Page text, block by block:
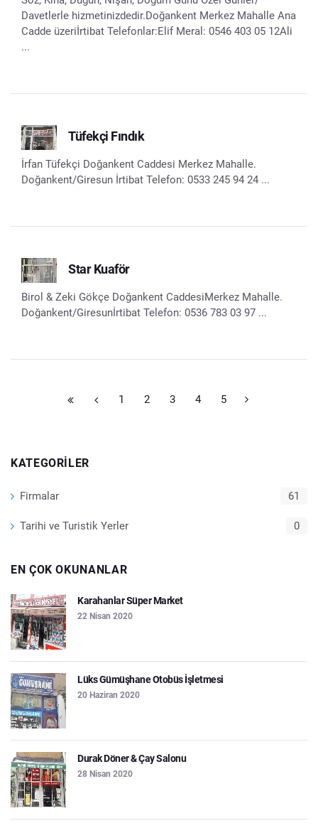
Davetlerle hizmetinizdedir.Doğankent Merkez Mahalle Ana
Cadde üzeriİrtibat Telefonlar:Elif Meral: 0546 403 05 12Ali
...
Tüfekçi Fındık
İrfan Tüfekçi Doğankent Caddesi Merkez Mahalle.
Doğankent/Giresun İrtibat Telefon: 0533 245 94 24 ...
Star Kuaför
Birol & Zeki Gökçe Doğankent CaddesiMerkez Mahalle.
Doğankent/Giresunİrtibat Telefon: 0536 783 03 97 ...
1 2 3 4 5
KATEGORILER
Firmalar 61
Tarihi ve Turistik Yerler 0
EN ÇOK OKUNANLAR
Karahanlar Süper Market
22 Nisan 2020
Lüks Gümüşhane Otobüs İşletmesi
20 Haziran 2020
Durak Döner & Çay Salonu
28 Nisan 2020